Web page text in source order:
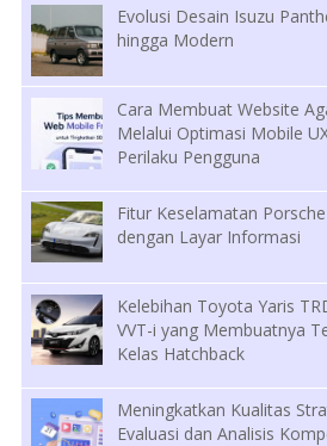
Evolusi Desain Isuzu
hingga Modern
Cara Membuat Website
Melalui Optimasi Mobile
Perilaku Pengguna
Fitur Keselamatan
dengan Layar Informasi
Kelebihan Toyota Yaris
VVT-i yang Membuatnya
Kelas Hatchback
Meningkatkan Kualitas
Evaluasi dan Analisis